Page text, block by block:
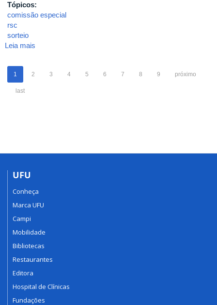
Tópicos:
comissão especial
rsc
sorteio
Leia mais
1 2 3 4 5 6 7 8 9 próximo
last
UFU
Conheça
Marca UFU
Campi
Mobilidade
Bibliotecas
Restaurantes
Editora
Hospital de Clínicas
Fundações